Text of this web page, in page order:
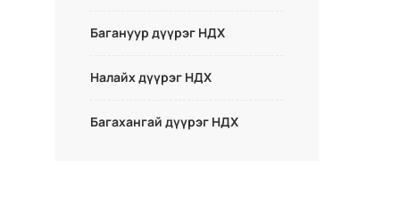
Багануур дүүрэг НДХ
Налайх дүүрэг НДХ
Багахангай дүүрэг НДХ